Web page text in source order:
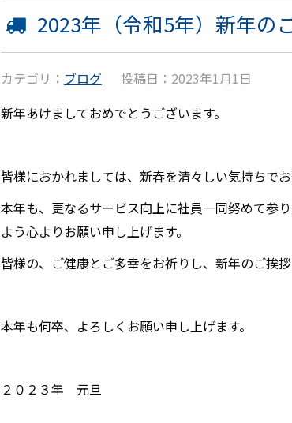
2023年（令和5年）新年の
カテゴリ： ブログ投稿日：2023年1月1日
新年あけましておめでとうございます。
皆様におかれましては、新春を清々しい気持ちで
本年も、更なるサービス向上に社員一同努めて参
よう心よりお願い申し上げます。
皆様の、ご健康とご多幸をお祈りし、新年のご挨拶
本年も何卒、よろしくお願い申し上げます。
２０２３年 元旦